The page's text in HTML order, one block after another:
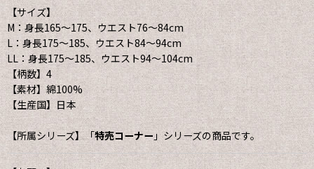
【サイズ】
M：身長165〜175、ウエスト76〜84cm
L：身長175〜185、ウエスト84〜94cm
LL：身長175〜185、ウエスト94〜104cm
【柄数】4
【素材】綿100%
【生産国】日本
【所属シリーズ】「特売コーナー 」シリーズの商品です。